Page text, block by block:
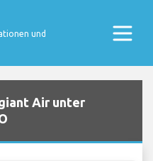
und
Air unter